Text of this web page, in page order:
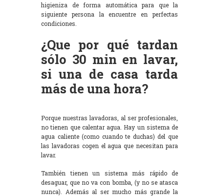
higieniza de forma automática para que la
siguiente persona la encuentre en perfectas
condiciones.
¿Que por qué tardan
sólo 30 min en lavar,
si una de casa tarda
más de una hora?
Porque nuestras lavadoras, al ser profesionales,
no tienen que calentar agua. Hay un sistema de
agua caliente (como cuando te duchas) del que
las lavadoras cogen el agua que necesitan para
lavar.
También tienen un sistema más rápido de
desaguar, que no va con bomba, (y no se atasca
nunca). Además al ser mucho más grande la